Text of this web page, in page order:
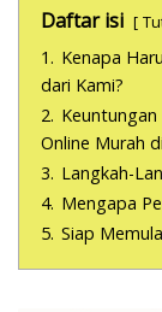
Daftar isi
1. Kenapa
dari Kami?
2. Keuntungan
Online Murah
3. Langkah-
4. Mengapa
5. Siap